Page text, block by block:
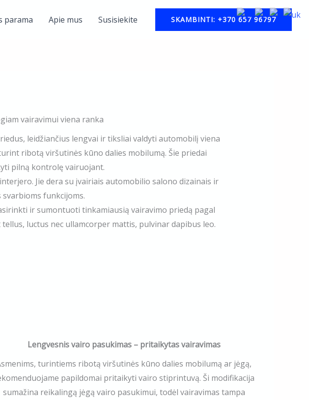
parama Apie mus Susisiekite SKAMBINTI: +370 657 96797
vairavimui viena ranka
leidžiančius lengvai ir tiksliai valdyti automobilį viena
ribotą viršutinės kūno dalies mobilumą. Šie priedai
pilną kontrolę vairuojant.​
Jie dera su įvairiais automobilio salono dizainais ir
funkcijoms.​
ir sumontuoti tinkamiausią vairavimo priedą pagal
luctus nec ullamcorper mattis, pulvinar dapibus leo.
Lengvesnis vairo pasukimas – pritaikytas vairavimas
turintiems ribotą viršutinės kūno dalies mobilumą ar jėgą,
papildomai pritaikyti vairo stiprintuvą. Ši modifikacija
sumažina reikalingą jėgą vairo pasukimui, todėl vairavimas tampa